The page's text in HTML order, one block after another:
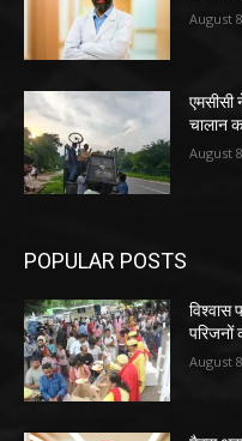
August
एमसीसी
चालान
August
POPULAR POSTS
विश्वास
परिजनों
August